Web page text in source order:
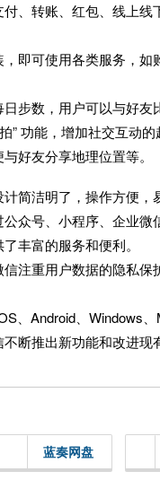
、转账、红包、线上
即可使用各类服务，
步数，用户可以与好友
” 功能，增加社交互动
好友分享地理位置等。
简洁明了，操作方便，
众号、小程序、企业
丰富的服务和便利。
注重用户数据的隐私保
、Android、Windows
断推出新功能和改进
蓝奏网盘